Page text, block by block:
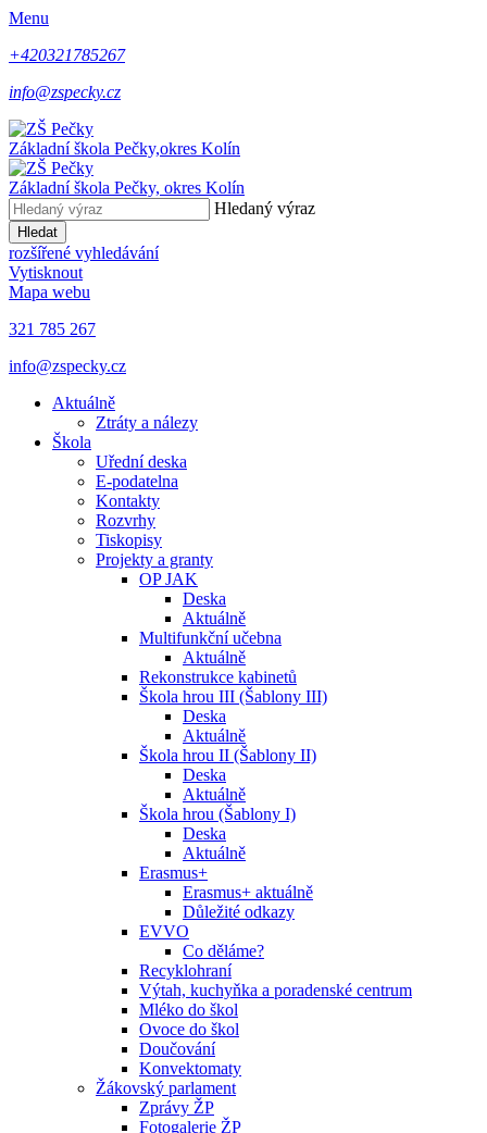
Menu
+420321785267
info@zspecky.cz
Základní škola Pečky,okres Kolín
Základní škola Pečky, okres Kolín
Hledaný výraz
Hledat
rozšířené vyhledávání
Vytisknout
Mapa webu
321 785 267
info@zspecky.cz
Aktuálně
Ztráty a nálezy
Škola
Uřední deska
E-podatelna
Kontakty
Rozvrhy
Tiskopisy
Projekty a granty
OP JAK
Deska
Aktuálně
Multifunkční učebna
Aktuálně
Rekonstrukce kabinetů
Škola hrou III (Šablony III)
Deska
Aktuálně
Škola hrou II (Šablony II)
Deska
Aktuálně
Škola hrou (Šablony I)
Deska
Aktuálně
Erasmus+
Erasmus+ aktuálně
Důležité odkazy
EVVO
Co děláme?
Recyklohraní
Výtah, kuchyňka a poradenské centrum
Mléko do škol
Ovoce do škol
Doučování
Konvektomaty
Žákovský parlament
Zprávy ŽP
Fotogalerie ŽP